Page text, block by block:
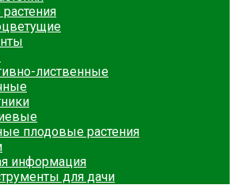
лиственные
плодовые растения
информация
для дачи